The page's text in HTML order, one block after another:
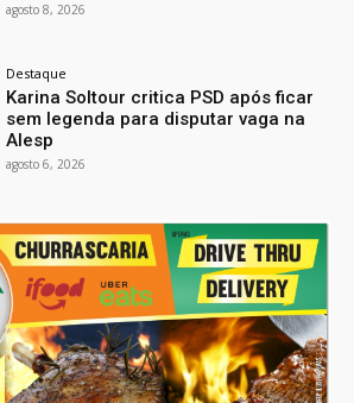
agosto 8, 2026
Destaque
Karina Soltour critica PSD após ficar
sem legenda para disputar vaga na
Alesp
agosto 6, 2026